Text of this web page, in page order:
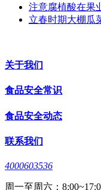
注意腐植酸在果
立春时期大棚瓜
关于我们
食品安全常识
食品安全动态
联系我们
4000603536
周一至周六：